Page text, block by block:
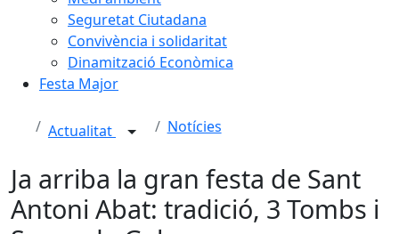
Seguretat Ciutadana
Convivència i solidaritat
Dinamització Econòmica
Festa Major
Actualitat Notícies
Ja arriba la gran festa de Sant
Antoni Abat: tradició, 3 Tombs i